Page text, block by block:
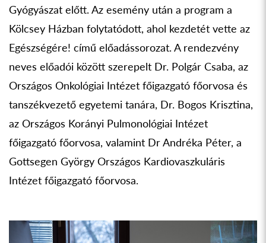
Gyógyászat előtt. Az esemény után a program a
Kölcsey Házban folytatódott, ahol kezdetét vette az
Egészségére! című előadássorozat. A rendezvény
neves előadói között szerepelt Dr. Polgár Csaba, az
Országos Onkológiai Intézet főigazgató főorvosa és
tanszékvezető egyetemi tanára, Dr. Bogos Krisztina,
az Országos Korányi Pulmonológiai Intézet
főigazgató főorvosa, valamint Dr Andréka Péter, a
Gottsegen György Országos Kardiovaszkuláris
Intézet főigazgató főorvosa.
Previous Next